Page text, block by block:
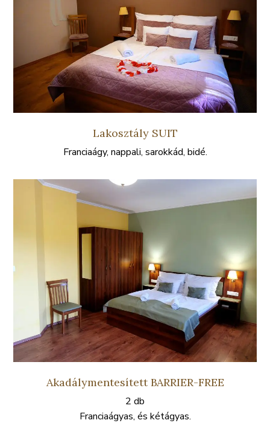
Lakosztály SUIT
Franciaágy, nappali, sarokkád, bidé.
Akadálymentesített BARRIER-FREE
2 db
Franciaágyas, és kétágyas.